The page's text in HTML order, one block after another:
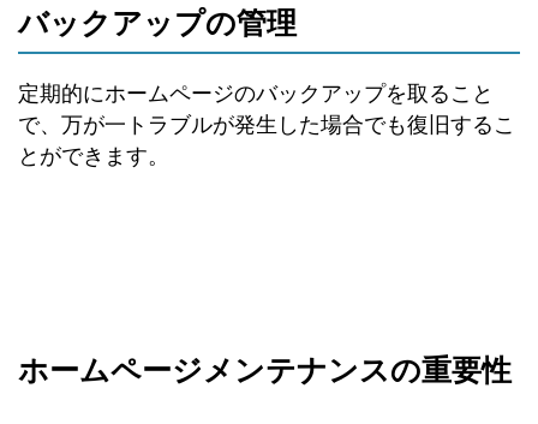
バックアップの管理
定期的にホームページのバックアップを取ること
で、万が一トラブルが発生した場合でも復旧するこ
とができます。
ホームページメンテナンスの重要性